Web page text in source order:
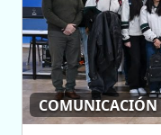
COMUNICACIÓN